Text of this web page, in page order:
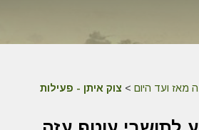
מאז ועד היום > צוק איתן - פעילות